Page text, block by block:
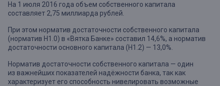
На 1 июля 2016 года объем собственного капитала
составляет 2,75 миллиарда рублей.
При этом норматив достаточности собственного капитала
(норматив Н1.0) в «Вятка Банке» составил 14,6%, а норматив
достаточности основного капитала (Н1.2) — 13,0%.
Норматив достаточности собственного капитала — один
из важнейших показателей надёжности банка, так как
характеризует его способность нивелировать возможные